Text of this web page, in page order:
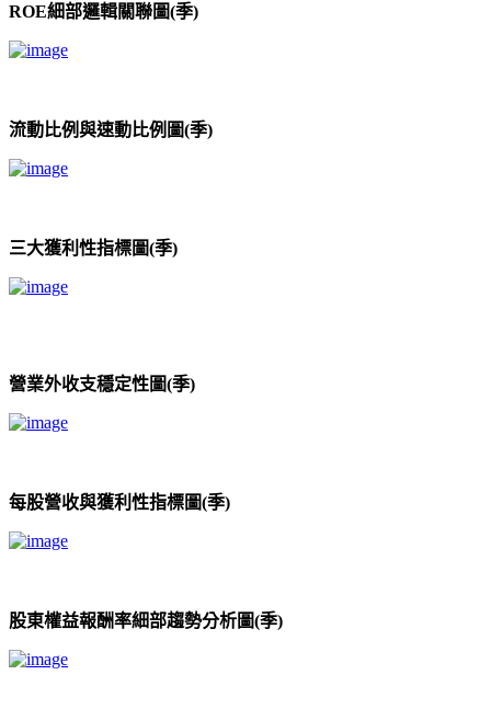
ROE細部邏輯關聯圖(季)
流動比例與速動比例圖(季)
三大獲利性指標圖(季)
營業外收支穩定性圖(季)
每股營收與獲利性指標圖(季)
股東權益報酬率細部趨勢分析圖(季)